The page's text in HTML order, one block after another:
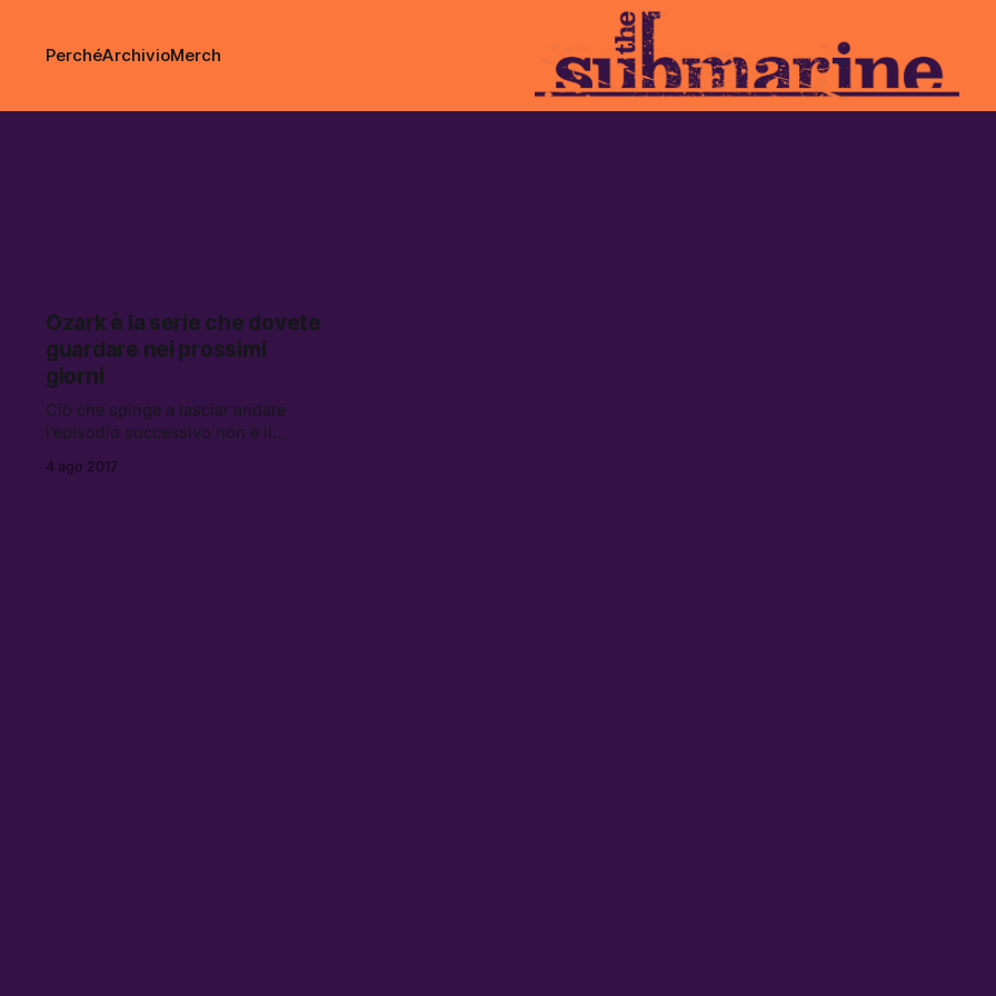
PerchéArchivioMerch
Ozark è la serie che dovete
guardare nei prossimi
giorni
Ciò che spinge a lasciar andare
l’episodio successivo non è il
sapere che diamine succederà,” no.
4 ago 2017